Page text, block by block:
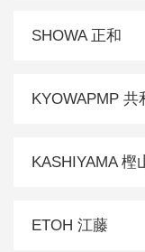
SHOWA 正和
KYOWAPMP 共
KASHIYAMA 樫
ETOH 江藤